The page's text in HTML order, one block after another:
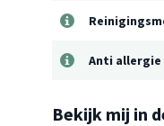
Anti allergie
Bekijk mij in